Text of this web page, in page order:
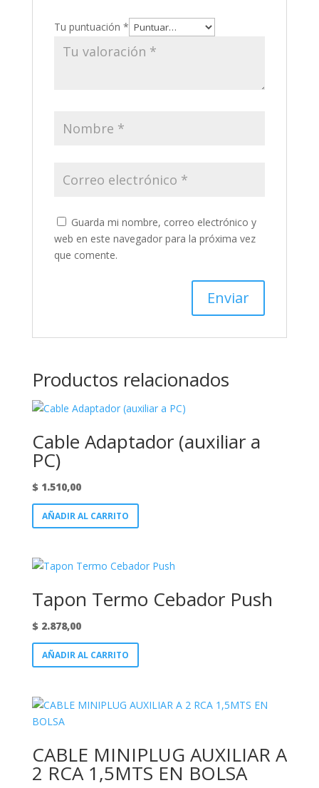
Tu puntuación *
Guarda mi nombre, correo electrónico y
web en este navegador para la próxima vez
que comente.
Productos relacionados
Cable Adaptador (auxiliar a
PC)
$1.510,00
AÑADIR AL CARRITO
Tapon Termo Cebador Push
$2.878,00
AÑADIR AL CARRITO
CABLE MINIPLUG AUXILIAR A
2 RCA 1,5MTS EN BOLSA